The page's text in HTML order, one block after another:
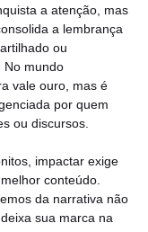
a atenção, mas
a lembrança
ou
No mundo
vale ouro, mas é
por quem
ou discursos.
impactar exige
conteúdo.
da narrativa não
sua marca na